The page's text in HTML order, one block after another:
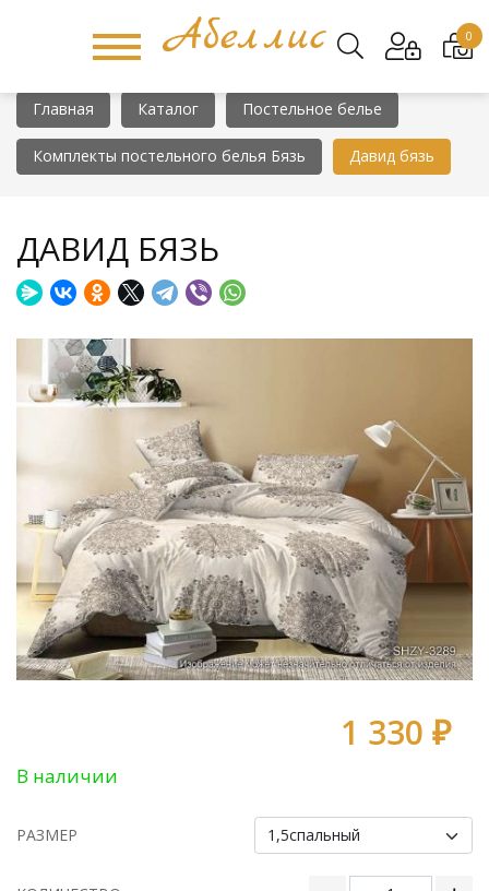
Главная Каталог Постельное белье
Комплекты постельного белья Бязь Давид бязь
ДАВИД БЯЗЬ
1 330 ₽
В наличии
РАЗМЕР
0